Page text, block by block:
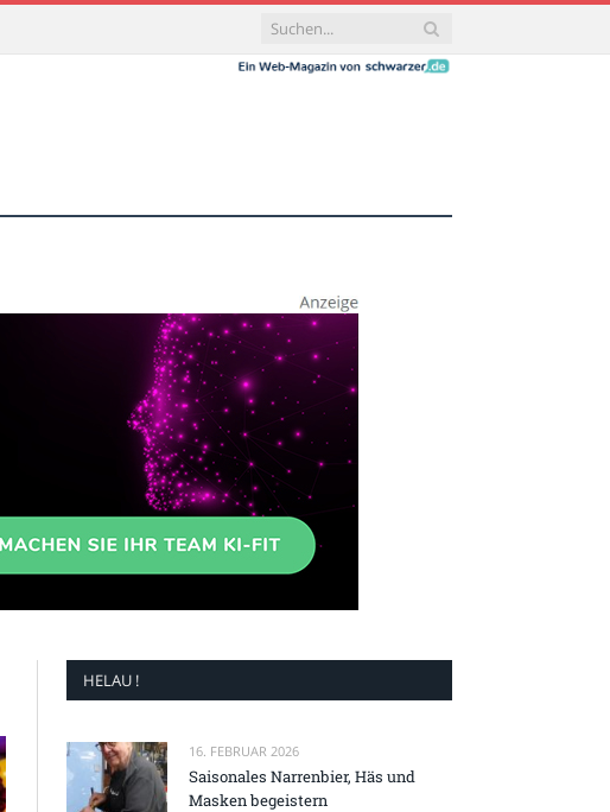
HELAU !
16. FEBRUAR 2026
Saisonales Narrenbier, Häs und
Masken begeistern